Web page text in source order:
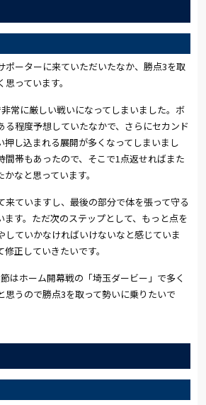
ポーターに来ていただいたなか、勝点3を取
っています。
常に厳しい戦いになってしまいました。ボ
る程度予想していたなかで、さらにセカンド
押し込まれる展開が多くなってしまいまし
間帯もあったので、そこで1点返せればまた
なと思っています。
来ていますし、最後の部分で体を張って守る
ます。ただ次のステップとして、もっと点を
していかなければいけないなと感じていま
正していきたいです。
はホーム開幕戦の「埼玉ダービー」で多く
思うので勝点3を取って勢いに乗りたいで